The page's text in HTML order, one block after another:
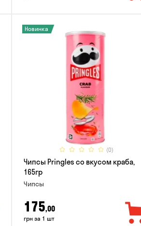
(0)
Новинка
Чипсы Pringles со вкусом краба,
165гр
Чипсы
175,00
грн за 1 шт